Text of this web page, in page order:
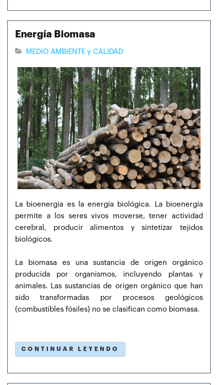
Energía Biomasa
MEDIO AMBIENTE y CALIDAD
La bioenergía es la energía biológica. La bioenergía
permite a los seres vivos moverse, tener actividad
cerebral, producir alimentos y sintetizar tejidos
biológicos.
La biomasa es una sustancia de origen orgánico
producida por organismos, incluyendo plantas y
animales. Las sustancias de origen orgánico que han
sido transformadas por procesos geológicos
(combustibles fósiles) no se clasifican como biomasa.
CONTINUAR LEYENDO